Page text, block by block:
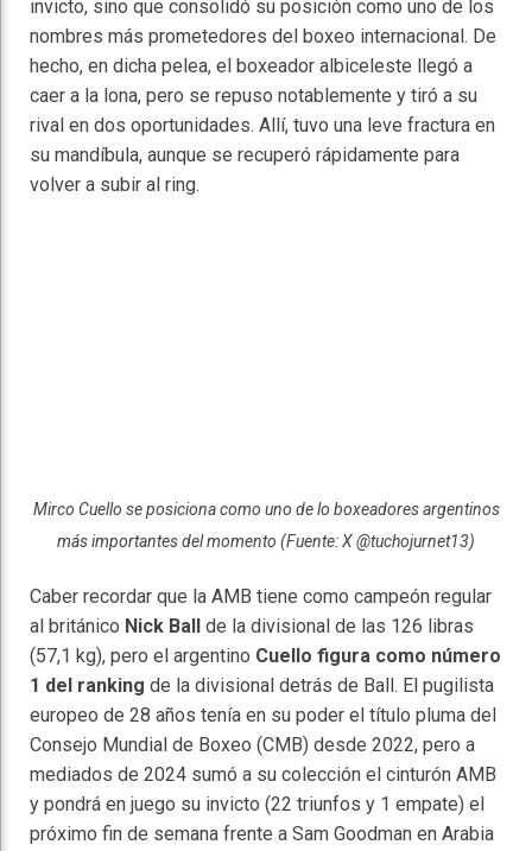
invicto, sino que consolidó su posición como uno de los
nombres más prometedores del boxeo internacional. De
hecho, en dicha pelea, el boxeador albiceleste llegó a
caer a la lona, pero se repuso notablemente y tiró a su
rival en dos oportunidades. Allí, tuvo una leve fractura en
su mandíbula, aunque se recuperó rápidamente para
volver a subir al ring.
Mirco Cuello se posiciona como uno de lo boxeadores argentinos
más importantes del momento (Fuente: X @tuchojurnet13)
Caber recordar que la AMB tiene como campeón regular
al británico Nick Ball de la divisional de las 126 libras
(57,1 kg), pero el argentino Cuello figura como número
1 del ranking de la divisional detrás de Ball. El pugilista
europeo de 28 años tenía en su poder el título pluma del
Consejo Mundial de Boxeo (CMB) desde 2022, pero a
mediados de 2024 sumó a su colección el cinturón AMB
y pondrá en juego su invicto (22 triunfos y 1 empate) el
próximo fin de semana frente a Sam Goodman en Arabia